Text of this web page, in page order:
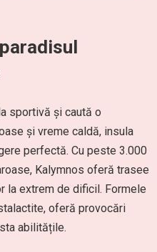
sportivă și caută o
și vreme caldă, insula
perfectă. Cu peste 3.000
Kalymnos oferă trasee
la extrem de dificil. Formele
oferă provocări
abilitățile.